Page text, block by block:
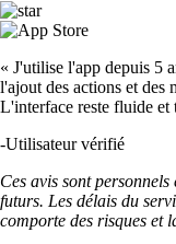
« J'utilise l'app depuis 5
l'ajout des actions et des
L'interface reste fluide et
-Utilisateur vérifié
Ces avis sont
futurs. Les délais du
comporte des risques et